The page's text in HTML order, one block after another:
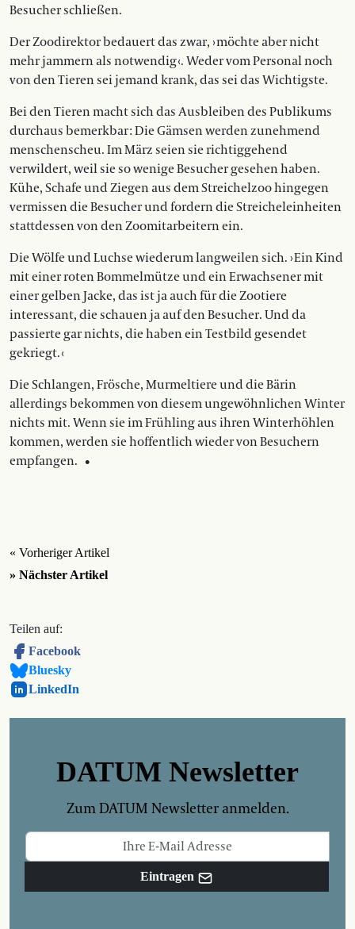
Besucher schließen.
Der Zoodirektor bedauert das zwar, › möchte aber nicht
mehr jammern als notwendig ‹. Weder vom Personal noch
von den Tieren sei jemand krank, das sei das Wichtigste.
Bei den Tieren macht sich das Ausbleiben des Publikums
durchaus bemerkbar : Die Gämsen werden zunehmend
menschenscheu. Im März seien sie richtiggehend
verwildert, weil sie so wenige Besucher gesehen haben.
Kühe, Schafe und Ziegen aus dem Streichelzoo hingegen
vermissen die Besucher und fordern die Streicheleinheiten
stattdessen von den Zoomitarbeitern ein.
Die Wölfe und Luchse wiederum langweilen sich. › Ein Kind
mit einer roten Bommelmütze und ein Erwachsener mit
einer gelben Jacke, das ist ja auch für die Zootiere
interessant, die schauen ja auf den Besucher. Und da
passierte gar nichts, die haben ein Testbild gesendet
gekriegt. ‹
Die Schlangen, Frösche, Murmeltiere und die Bärin
allerdings bekommen von diesem ungewöhnlichen Winter
nichts mit. Wenn sie im Frühling aus ihren Winterhöhlen
kommen, werden sie hoffentlich wieder von Besuchern
empfangen. •
« Vorheriger Artikel
» Nächster Artikel
Teilen auf:
Facebook
Bluesky
LinkedIn
DATUM Newsletter
Zum DATUM Newsletter anmelden.
Eintragen